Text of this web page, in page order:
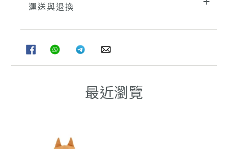
運送與退換
FACEBOOK
分
享
WHATSAPPTELEGRAM
分
享
WHATSAPP
最近瀏覽